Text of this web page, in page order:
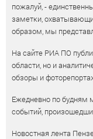
пожалуй, -
заметки,
образом, мы
На сайте РИА ПО
области, но и
обзоры и
Ежедневно по будням
событий,
Новостная лента